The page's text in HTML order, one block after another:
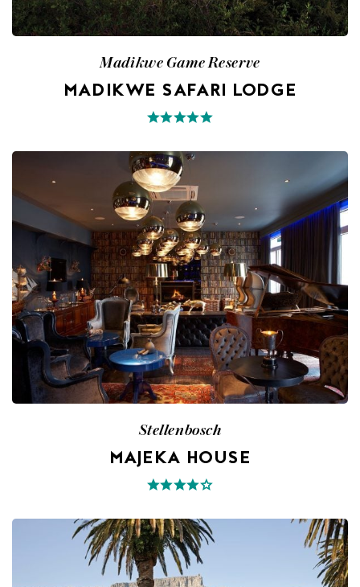
Madikwe Game Reserve
MADIKWE SAFARI LODGE
Stellenbosch
MAJEKA HOUSE